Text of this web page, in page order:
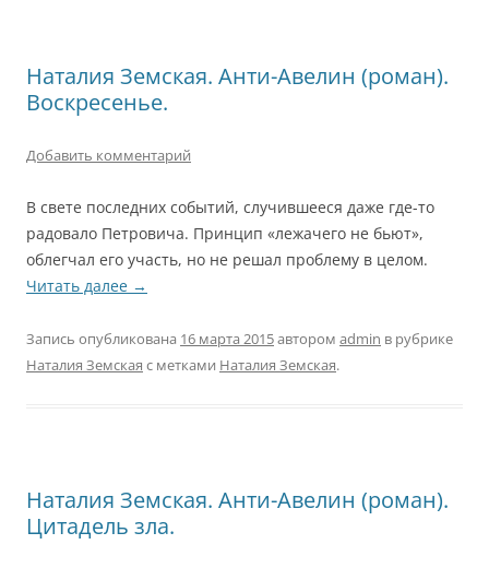
Наталия Земская. Анти-Авелин (роман).
Воскресенье.
Добавить комментарий
В свете последних событий, случившееся даже где-то
радовало Петровича. Принцип «лежачего не бьют»,
облегчал его участь, но не решал проблему в целом.
Читать далее →
Запись опубликована 16 марта 2015автором admin в рубрике
Наталия Земская с метками Наталия Земская.
Наталия Земская. Анти-Авелин (роман).
Цитадель зла.